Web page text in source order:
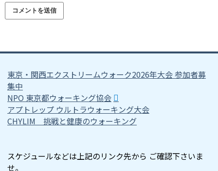
東京・関西エクストリームウォーク2026年大会 参加者募
集中
NPO 東京都ウォーキング協会
アプトレップ ウルトラウォーキング大会
CHYLIM 挑戦と健康のウォーキング
スケジュールなどは上記のリンク先から ご確認下さいま
せ。